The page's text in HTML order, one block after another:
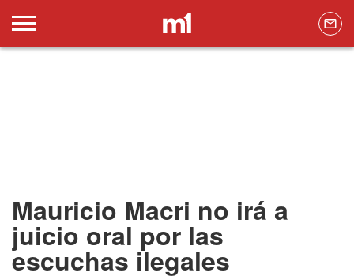
Mauricio Macri no irá a
juicio oral por las
escuchas ilegales